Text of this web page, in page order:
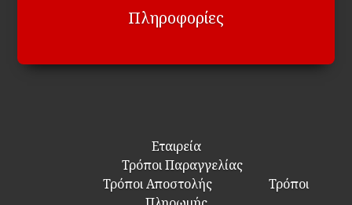
Πληροφορίες
Εταιρεία
Τρόποι Παραγγελίας
Τρόποι Αποστολής
Τρόποι